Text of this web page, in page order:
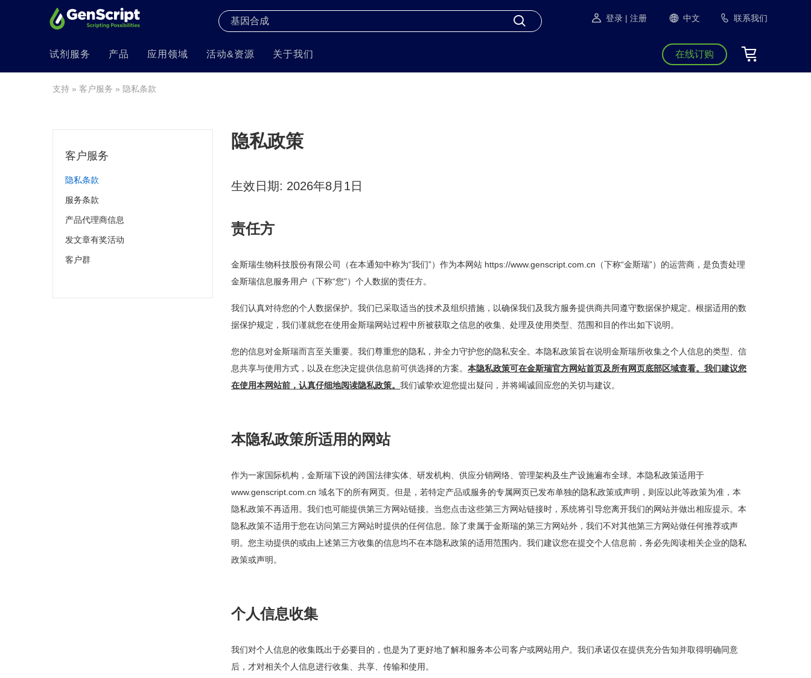
登录 | 注册 中文 联系我们
试剂服务 产品 应用领域 活动&资源 关于我们 在线订购
支持 » 客户服务 » 隐私条款
客户服务
隐私条款
服务条款
产品代理商信息
发文章有奖活动
客户群
隐私政策
生效日期: 2026年8月1日
责任方
金斯瑞生物科技股份有限公司（在本通知中称为“我们”）作为本网站 https://www.genscript.com.cn（下称“金斯瑞”）的运营商，是负责处理
金斯瑞信息服务用户（下称“您”）个人数据的责任方。
我们认真对待您的个人数据保护。我们已采取适当的技术及组织措施，以确保我们及我方服务提供商共同遵守数据保护规定。根据适用的数
据保护规定，我们谨就您在使用金斯瑞网站过程中所被获取之信息的收集、处理及使用类型、范围和目的作出如下说明。
您的信息对金斯瑞而言至关重要。我们尊重您的隐私，并全力守护您的隐私安全。本隐私政策旨在说明金斯瑞所收集之个人信息的类型、信
息共享与使用方式，以及在您决定提供信息前可供选择的方案。本隐私政策可在金斯瑞官方网站首页及所有网页底部区域查看。我们建议您
在使用本网站前，认真仔细地阅读隐私政策。我们诚挚欢迎您提出疑问，并将竭诚回应您的关切与建议。
本隐私政策所适用的网站
作为一家国际机构，金斯瑞下设的跨国法律实体、研发机构、供应分销网络、管理架构及生产设施遍布全球。本隐私政策适用于
www.genscript.com.cn 域名下的所有网页。但是，若特定产品或服务的专属网页已发布单独的隐私政策或声明，则应以此等政策为准，本
隐私政策不再适用。我们也可能提供第三方网站链接。当您点击这些第三方网站链接时，系统将引导您离开我们的网站并做出相应提示。本
隐私政策不适用于您在访问第三方网站时提供的任何信息。除了隶属于金斯瑞的第三方网站外，我们不对其他第三方网站做任何推荐或声
明。您主动提供的或由上述第三方收集的信息均不在本隐私政策的适用范围内。我们建议您在提交个人信息前，务必先阅读相关企业的隐私
政策或声明。
个人信息收集
我们对个人信息的收集既出于必要目的，也是为了更好地了解和服务本公司客户或网站用户。我们承诺仅在提供充分告知并取得明确同意
后，才对相关个人信息进行收集、共享、传输和使用。